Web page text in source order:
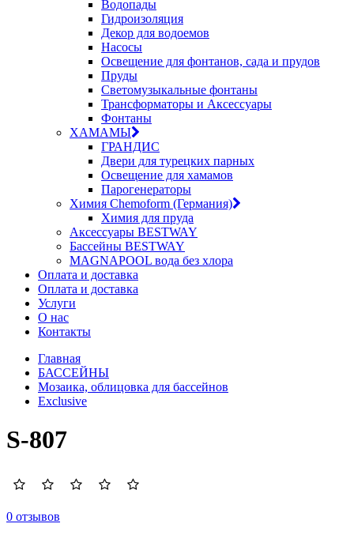
Водопады
Гидроизоляция
Декор для водоемов
Насосы
Освещение для фонтанов, сада и прудов
Пруды
Светомузыкальные фонтаны
Трансформаторы и Аксессуары
Фонтаны
ХАМАМЫ
ГРАНДИС
Двери для турецких парных
Освещение для хамамов
Парогенераторы
Химия Chemoform (Германия)
Химия для пруда
Аксессуары BESTWAY
Бассейны BESTWAY
MAGNAPOOL вода без хлора
Оплата и доставка
Оплата и доставка
Услуги
О нас
Контакты
Главная
БАССЕЙНЫ
Мозаика, облицовка для бассейнов
Exclusive
S-807
0 отзывов